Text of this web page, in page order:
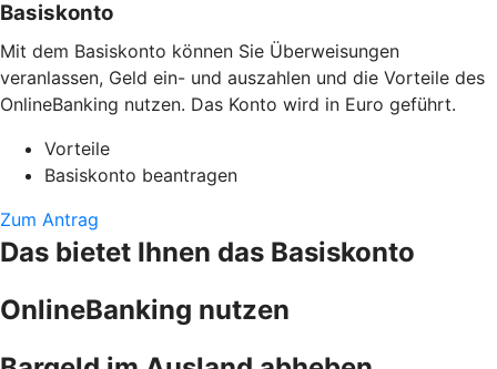
Basiskonto
Mit dem Basiskonto können Sie Überweisungen
veranlassen, Geld ein- und auszahlen und die Vorteile des
OnlineBanking nutzen. Das Konto wird in Euro geführt.
Vorteile
Basiskonto beantragen
Zum Antrag
Das bietet Ihnen das Basiskonto
OnlineBanking nutzen